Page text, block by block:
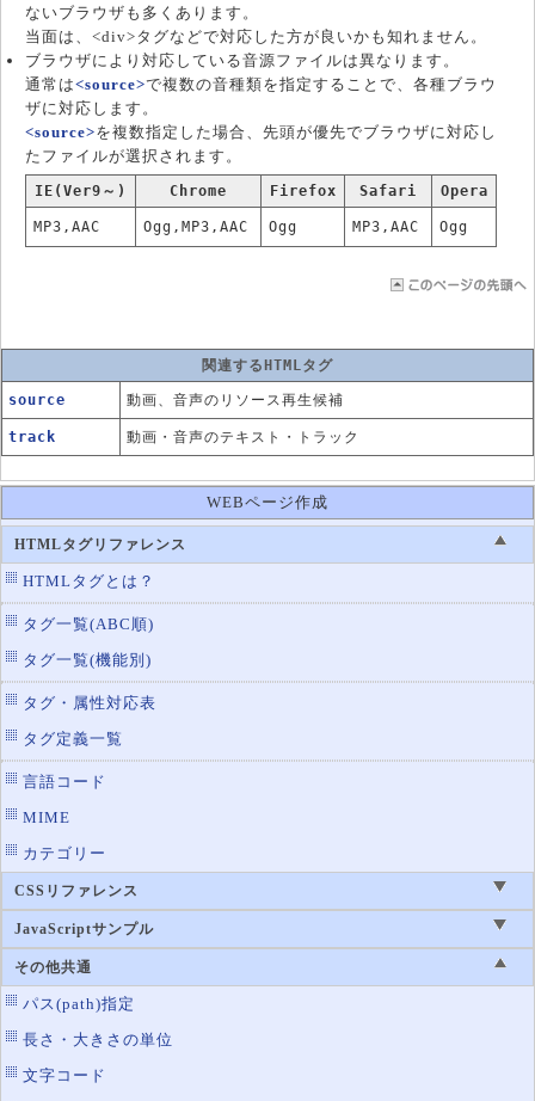
ないブラウザも多くあります。
当面は、<div>タグなどで対応した方が良いかも知れません。
ブラウザにより対応している音源ファイルは異なります。
通常は<source>で複数の音種類を指定することで、各種ブラウ
ザに対応します。
<source>を複数指定した場合、先頭が優先でブラウザに対応し
たファイルが選択されます。
IE(Ver9～) Chrome Firefox Safari Opera
MP3,AAC Ogg,MP3,AAC Ogg MP3,AAC Ogg
関連するHTMLタグ
source 動画、音声のリソース再生候補
track 動画・音声のテキスト・トラック
WEBページ作成
HTMLタグリファレンス
HTMLタグとは？
タグ一覧(ABC順)
タグ一覧(機能別)
タグ・属性対応表
タグ定義一覧
言語コード
MIME
カテゴリー
CSSリファレンス
JavaScriptサンプル
その他共通
パス(path)指定
長さ・大きさの単位
文字コード